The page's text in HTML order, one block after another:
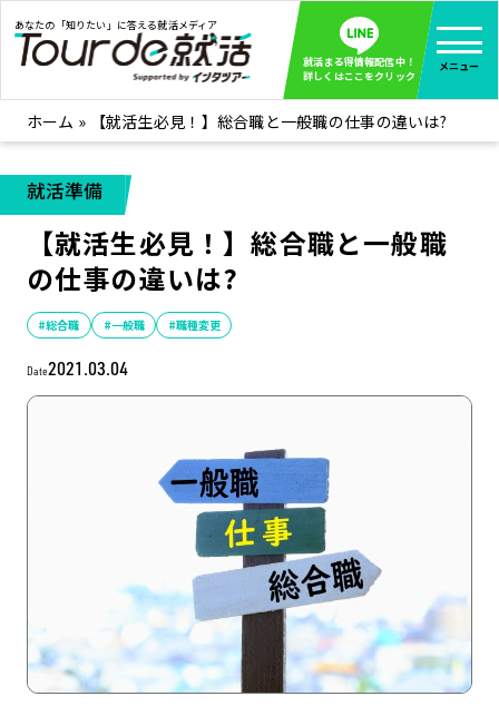
あなたの「知りたい」に答える就活メディア
就活まる得情報配信中！
詳しくはここをクリック
メニュー
就活ノウハウ 全て見る
企業まる見え！特捜部
みんなが知らない企業の裏側を徹底調査！
インタツアー活動レポ 全て見る
インタツアーを使ってどうだった？OBOG成功談
社会人インタビュー
社会人になった今、就活を振り返ってみた
学生就活ブログ 全て見る
企業・業界研究はインタツアー
ホーム » 【就活生必見！】総合職と一般職の仕事の違いは?
就活準備
【就活生必見！】総合職と一般職
の仕事の違いは?
#総合職 #一般職 #職種変更
Date2021.03.04